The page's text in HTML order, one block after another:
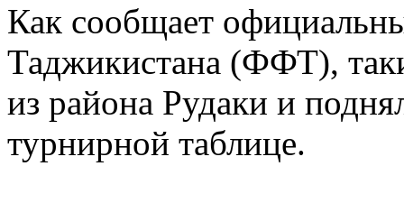
Как сообщает
Таджикистана (ФФТ),
из района Рудаки и
турнирной таблице.